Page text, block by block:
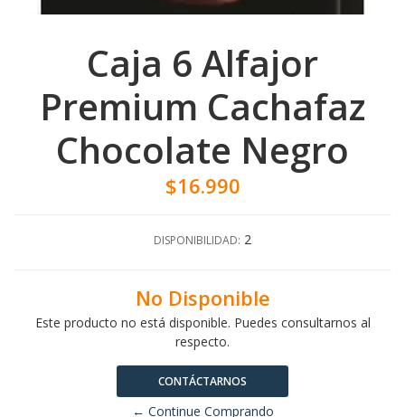
Caja 6 Alfajor
Premium Cachafaz
Chocolate Negro
$16.990
DISPONIBILIDAD: 2
No Disponible
Este producto no está disponible. Puedes consultarnos al
respecto.
CONTÁCTARNOS
← Continue Comprando